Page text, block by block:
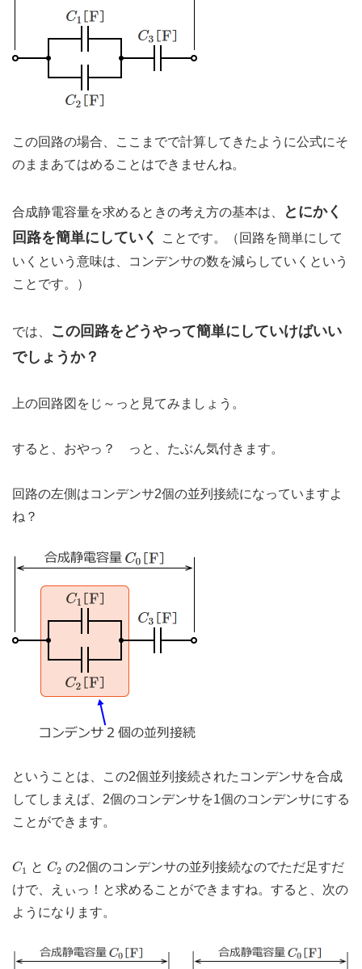
この回路の場合、ここまでで計算してきたように公式にそ
のままあてはめることはできませんね。
合成静電容量を求めるときの考え方の基本は、
とにかく
回路を簡単にしていく
ことです。（回路を簡単にして
いくという意味は、コンデンサの数を減らしていくという
ことです。）
では、
この回路をどうやって簡単にしていけばいい
でしょうか？
上の回路図をじ～っと見てみましょう。
すると、おやっ？ っと、たぶん気付きます。
回路の左側はコンデンサ2個の並列接続になっていますよ
ね？
ということは、この2個並列接続されたコンデンサを合成
してしまえば、2個のコンデンサを1個のコンデンサにする
ことができます。
C1
C1 と C2
C2 の2個のコンデンサの並列接続なのでただ足すだ
けで、えぃっ！と求めることができますね。すると、次の
ようになります。